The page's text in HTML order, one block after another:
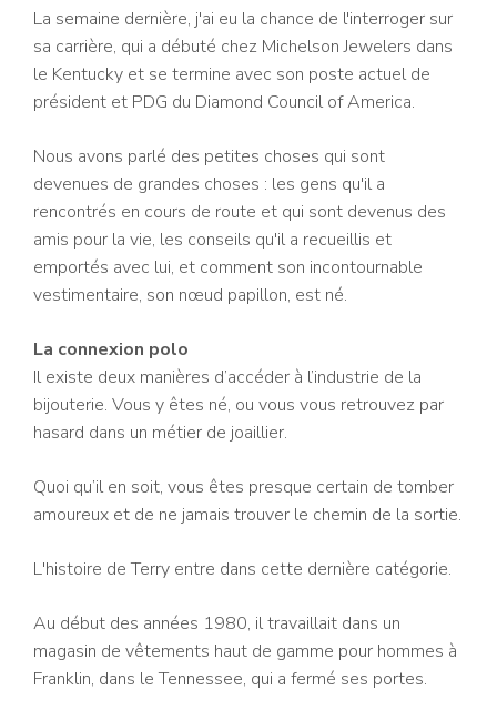
La semaine dernière, j'ai eu la chance de l'interroger sur
sa carrière, qui a débuté chez Michelson Jewelers dans
le Kentucky et se termine avec son poste actuel de
président et PDG du Diamond Council of America.
Nous avons parlé des petites choses qui sont
devenues de grandes choses : les gens qu'il a
rencontrés en cours de route et qui sont devenus des
amis pour la vie, les conseils qu'il a recueillis et
emportés avec lui, et comment son incontournable
vestimentaire, son nœud papillon, est né.
La connexion polo
Il existe deux manières d’accéder à l’industrie de la
bijouterie. Vous y êtes né, ou vous vous retrouvez par
hasard dans un métier de joaillier.
Quoi qu’il en soit, vous êtes presque certain de tomber
amoureux et de ne jamais trouver le chemin de la sortie.
L'histoire de Terry entre dans cette dernière catégorie.
Au début des années 1980, il travaillait dans un
magasin de vêtements haut de gamme pour hommes à
Franklin, dans le Tennessee, qui a fermé ses portes.